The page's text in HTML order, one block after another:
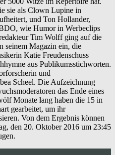
sie als Clown Lupine in
und Ton Hollander,
wie Humor in Werbeclips
Tim Wolff ging auf die
seinem Magazin ein, die
Katie Freudenschuss
aus Publikumsstichworten.
und
Scheel. Die Aufzeichnung
das Ende eines
Monate lang haben die 15 in
gearbeitet, um ihr
Von dem Ergebnis können
den 20. Oktober 2016 um 23:45